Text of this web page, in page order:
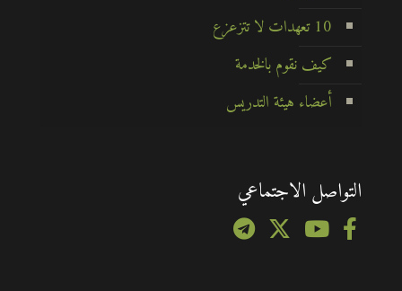
10 تعهدات لا تتزعزع
كيف نقوم بالخدمة
أعضاء هيئة التدريس
التواصل الاجتماعي